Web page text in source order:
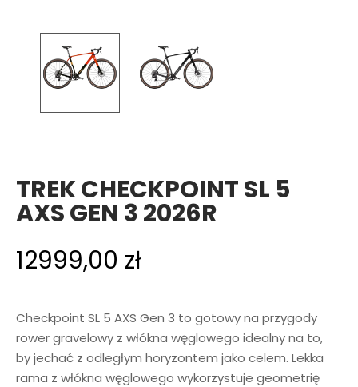
TREK CHECKPOINT SL 5
AXS GEN 3 2026R
12999,00 zł
Checkpoint SL 5 AXS Gen 3 to gotowy na przygody
rower gravelowy z włókna węglowego idealny na to,
by jechać z odległym horyzontem jako celem. Lekka
rama z włókna węglowego wykorzystuje geometrię